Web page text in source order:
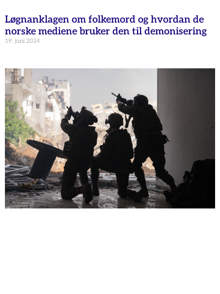
Løgnanklagen om folkemord og hvordan de
norske mediene bruker den til demonisering
19. juni 2024